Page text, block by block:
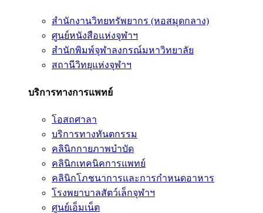
สำนักงานวิทยทรัพยากร (หอสมุดกลาง)
ศูนย์หนังสือแห่งจุฬาฯ
สำนักพิมพ์จุฬาลงกรณ์มหาวิทยาลัย
สถานีวิทยุแห่งจุฬาฯ
บริการทางการแพทย์
โอสถศาลา
บริการทางทันตกรรม
คลินิกกายภาพบำบัด
คลินิกเทคนิคการแพทย์
คลินิกโภชนาการและการกำหนดอาหาร
โรงพยาบาลสัตว์เล็กจุฬาฯ
ศูนย์เอ็มเน็ต